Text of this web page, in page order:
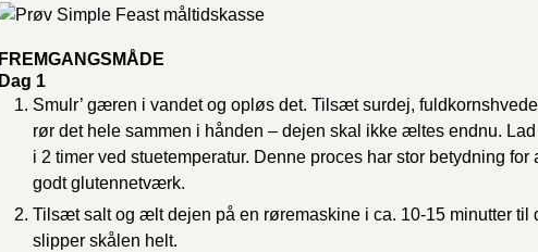
FREMGANGSMÅDE
Dag 1
Smulr’ gæren i vandet og opløs det. Tilsæt surdej,
rør det hele sammen i hånden – dejen skal ikke æltes endnu.
i 2 timer ved stuetemperatur. Denne proces har stor betydning for
godt glutennetværk.
Tilsæt salt og ælt dejen på en røremaskine i ca. 10-15 minutter til
slipper skålen helt.